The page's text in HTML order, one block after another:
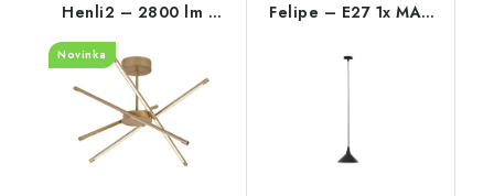
Henli2 – 2800 lm –
3000 K – LED 40 W –
IP20
Novinka
Felipe – E27 1x MAX